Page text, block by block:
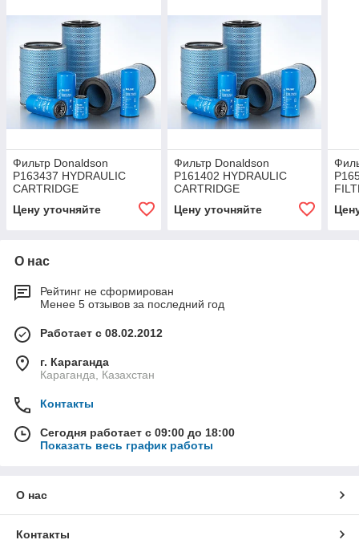
Фильтр Donaldson
P163437 HYDRAULIC
CARTRIDGE
Цену уточняйте
Фильтр Donaldson
P161402 HYDRAULIC
CARTRIDGE
Цену уточняйте
О нас
Рейтинг не сформирован
Менее 5 отзывов за последний год
Работает с 08.02.2012
г. Караганда
Караганда, Казахстан
Контакты
Сегодня работает с 09:00 до 18:00
Показать весь график работы
О нас
Контакты